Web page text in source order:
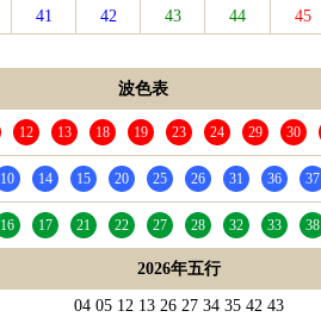
41 42 43 44 45
波色表
12 13 18 19 23 24 29 30
10 14 15 20 25 26 31 36 37
16 17 21 22 27 28 32 33 38
2026年五行
04 05 12 13 26 27 34 35 42 43